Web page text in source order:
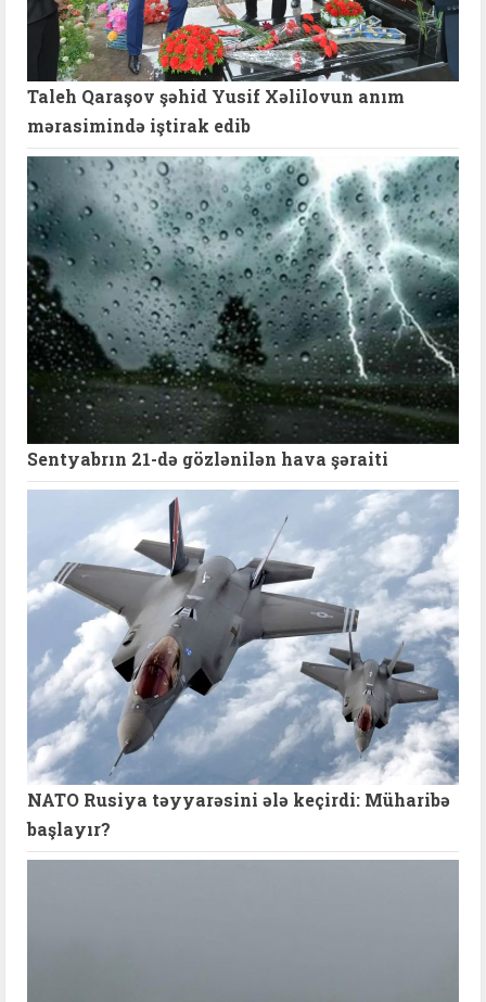
Taleh Qaraşov şəhid Yusif Xəlilovun anım
mərasimində iştirak edib
Sentyabrın 21-də gözlənilən hava şəraiti
NATO Rusiya təyyarəsini ələ keçirdi: Müharibə
başlayır?